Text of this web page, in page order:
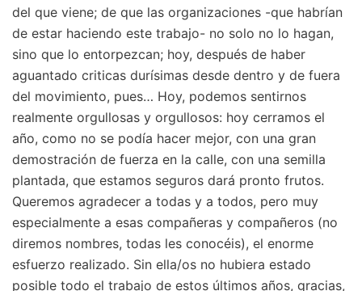
del que viene; de que las organizaciones -que habrían
de estar haciendo este trabajo- no solo no lo hagan,
sino que lo entorpezcan; hoy, después de haber
aguantado criticas durísimas desde dentro y de fuera
del movimiento, pues… Hoy, podemos sentirnos
realmente orgullosas y orgullosos: hoy cerramos el
año, como no se podía hacer mejor, con una gran
demostración de fuerza en la calle, con una semilla
plantada, que estamos seguros dará pronto frutos.
Queremos agradecer a todas y a todos, pero muy
especialmente a esas compañeras y compañeros (no
diremos nombres, todas les conocéis), el enorme
esfuerzo realizado. Sin ella/os no hubiera estado
posible todo el trabajo de estos últimos años, gracias,